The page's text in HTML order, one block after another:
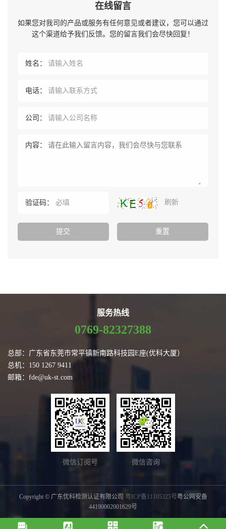
在线留言
如果您对我司的产品或服务有任何意见或者建议，您可以通过
这个渠道给予我们反馈。您的留言我们会尽快回复！
姓名：
电话：
公司：
内容：
验证码： 刷新
服务热线
0769-82327388
总部：广东省东莞市常平镇新南路科技园E座(优科大厦）
总机：150 1267 9411
邮箱：fde@uk-st.com
微信订阅号 微信咨询
Copyright © 广东优科检测认证有限公司 粤ICP备11105325号粤公网安备
44190002001629号